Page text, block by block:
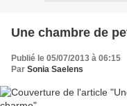
Une chambre de
Publié le 05/07/2013 à 06:15
Par Sonia Saelens